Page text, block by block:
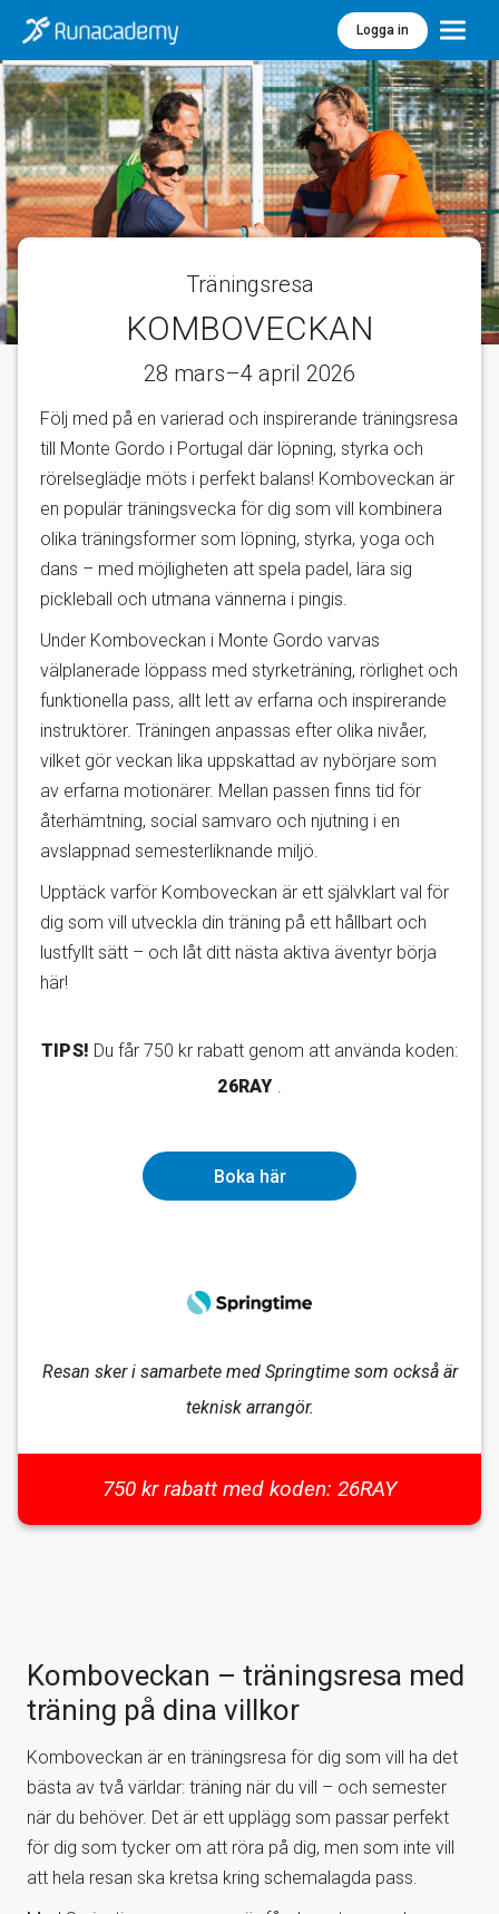
Logga in Meny
Träningsresa
KOMBOVECKAN
28 mars–4 april 2026
Följ med på en varierad och inspirerande träningsresa
till Monte Gordo i Portugal där löpning, styrka och
rörelseglädje möts i perfekt balans! Komboveckan är
en populär träningsvecka för dig som vill kombinera
olika träningsformer som löpning, styrka, yoga och
dans – med möjligheten att spela padel, lära sig
pickleball och utmana vännerna i pingis.
Under Komboveckan i Monte Gordo varvas
välplanerade löppass med styrketräning, rörlighet och
funktionella pass, allt lett av erfarna och inspirerande
instruktörer. Träningen anpassas efter olika nivåer,
vilket gör veckan lika uppskattad av nybörjare som
av erfarna motionärer. Mellan passen finns tid för
återhämtning, social samvaro och njutning i en
avslappnad semesterliknande miljö.
Upptäck varför Komboveckan är ett självklart val för
dig som vill utveckla din träning på ett hållbart och
lustfyllt sätt – och låt ditt nästa aktiva äventyr börja
här!
TIPS! Du får 750 kr rabatt genom att använda koden:
26RAY .
Boka här
Resan sker i samarbete med Springtime som också är
teknisk arrangör.
750 kr rabatt med koden: 26RAY
Komboveckan – träningsresa med
träning på dina villkor
Komboveckan är en träningsresa för dig som vill ha det
bästa av två världar: träning när du vill – och semester
när du behöver. Det är ett upplägg som passar perfekt
för dig som tycker om att röra på dig, men som inte vill
att hela resan ska kretsa kring schemalagda pass.